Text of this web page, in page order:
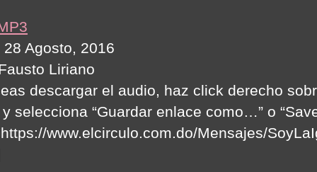
28 Agosto, 2016
Liriano
descargar el audio, haz click derecho
selecciona “Guardar enlace como…” o
www.elcirculo.com.do/Mensajes/